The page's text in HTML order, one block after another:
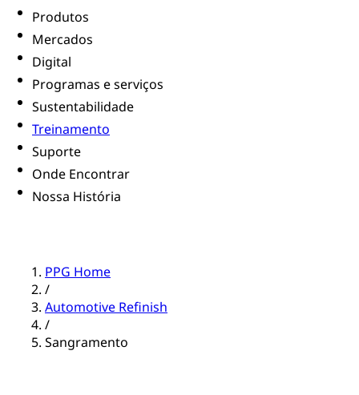
Produtos
Mercados
Digital
Programas e serviços
Sustentabilidade
Treinamento
Suporte
Onde Encontrar
Nossa História
PPG Home
/
Automotive Refinish
/
Sangramento